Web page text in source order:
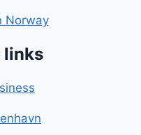
Norway
links